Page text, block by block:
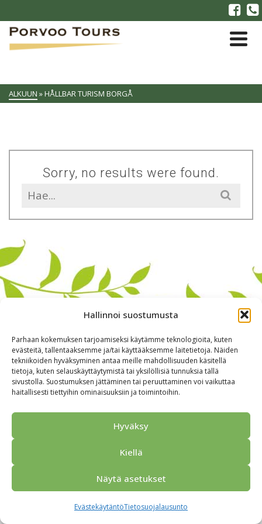
Hallinnoi suostumusta
Parhaan kokemuksen tarjoamiseksi käytämme teknologioita, kuten
evästeitä, tallentaaksemme ja/tai käyttääksemme laitetietoja. Näiden
tekniikoiden hyväksyminen antaa meille mahdollisuuden käsitellä
tietoja, kuten selauskäyttäytymistä tai yksilöllisiä tunnuksia tällä
sivustolla. Suostumuksen jättäminen tai peruuttaminen voi vaikuttaa
haitallisesti tiettyihin ominaisuuksiin ja toimintoihin.
Hyväksy
Kiellä
Näytä asetukset
EvästekäytäntöTietosuojalausunto
ALKUUN »HÅLLBAR TURISM BORGÅ
Sorry, no results were found.
Search
for:
Alkuun Ryhmille Kokous & Ohjelmat
Yhteistyökumppanit
Tarjouspyyntö
Anna palautetta
Tietosuojaseloste
© 2026 Porvoo Tours - matkanjärjestäjä / FPW